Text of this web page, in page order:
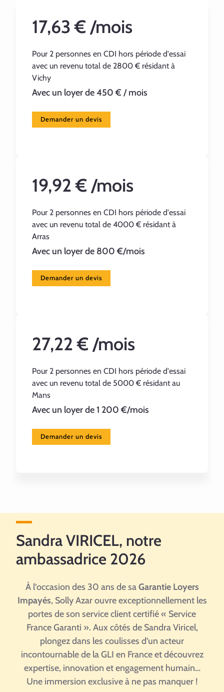
17,63 € /mois
Pour 2 personnes en CDI hors période d'essai
avec un revenu total de 2800 € résidant à
Vichy
Avec un loyer de 450 € / mois
Demander un devis
19,92 € /mois
Pour 2 personnes en CDI hors période d'essai
avec un revenu total de 4000 € résidant à
Arras
Avec un loyer de 800 €/mois
Demander un devis
27,22 € /mois
Pour 2 personnes en CDI hors période d'essai
avec un revenu total de 5000 € résidant au
Mans
Avec un loyer de 1 200 €/mois
Demander un devis
Sandra VIRICEL, notre
ambassadrice 2026
À l’occasion des 30 ans de saGarantie Loyers
Impayés, Solly Azar ouvre exceptionnellement les
portes de son service client certifié « Service
France Garanti ». Aux côtés de Sandra Viricel,
plongez dans les coulisses d’un acteur
incontournable de la GLI en France et découvrez
expertise, innovation et engagement humain…
Une immersion exclusive à ne pas manquer !